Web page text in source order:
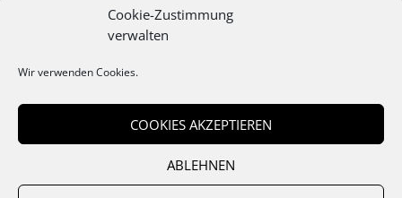
Cookie-Zustimmung
verwalten
Wir verwenden Cookies.
COOKIES AKZEPTIEREN
ABLEHNEN
Digitalisierung